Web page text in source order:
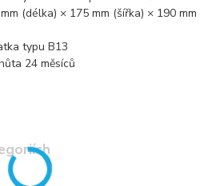
(délka) × 175 mm (šířka) × 190 mm
typu B13
24 měsíců